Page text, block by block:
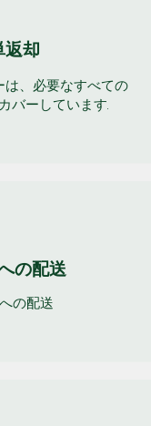
返却
、必要なすべての
バーしています.
の配送
の配送